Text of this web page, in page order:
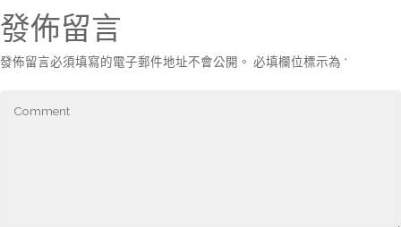
發佈留言
發佈留言必須填寫的電子郵件地址不會公開。 必填欄位標示為 *